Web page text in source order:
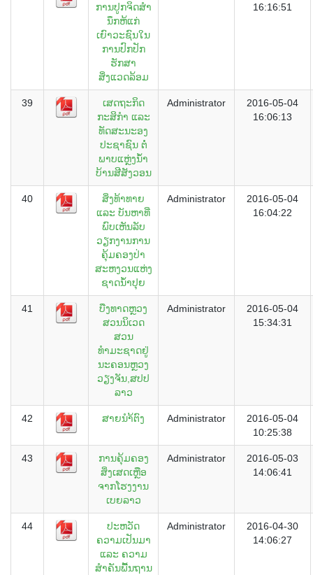
ການປູກຈິດສຳ
ນຶກຫ້ແກ່
ເຍົາວະຊົນໃນ
ການປົກປັກ
ຮັກສາ
ສິ່ງແວດລ້ອມ
16:16:51
39
ເສດຖະກິດ
ກະສິກຳ ແລະ
ທັດສະນະອງ
ປະຊາຊົນ ຕໍ່
ພາບແຫຼ່ງນ້ຳ
ບ້ານສີສັງວອນ
Administrator
2016-05-04
16:06:13
40
ສິ່ງທ້າທາຍ
ແລະ ບັນຫາທີ່
ພົບເຫັນລັບ
ວຽກງານການ
ຄຸ້ມຄອງປ່າ
ສະຫງວນແຫ່ງ
ຊາດນ້ຳປຸຍ
Administrator
2016-05-04
16:04:22
41
ບືງທາດຫຼວງ
ສວນນິເວດ
ສວນ
ທຳມະຊາດຢູ່
ນະຄອນຫຼວງ
ວຽງຈັນ,ສປປ
ລາວ
Administrator
2016-05-04
15:34:31
42 ສາຍນຳ້ຕົງ Administrator
2016-05-04
10:25:38
43
ການຄຸ້ມຄອງ
ສິ່ງເສດເຫຼືອ
ຈາກໂຮງງານ
ເບຍລາວ
Administrator
2016-05-03
14:06:41
44
ປະຫວັດ
ຄວາມເປັນມາ
ແລະ ຄວາມ
ສຳຄັນພື້ນຖານ
Administrator
2016-04-30
14:06:27